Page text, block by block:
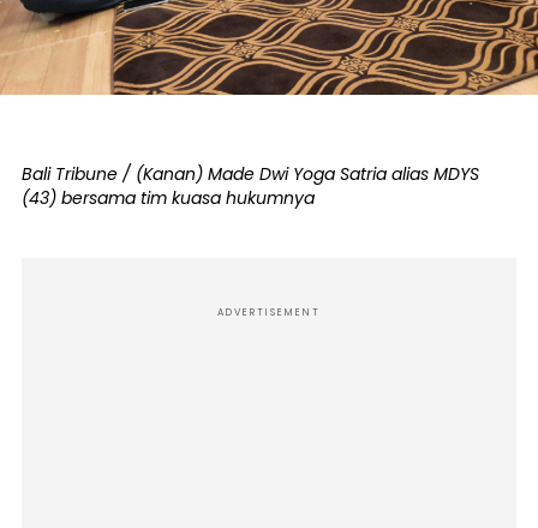
Bali Tribune / (Kanan) Made Dwi Yoga Satria alias MDYS
(43) bersama tim kuasa hukumnya
ADVERTISEMENT